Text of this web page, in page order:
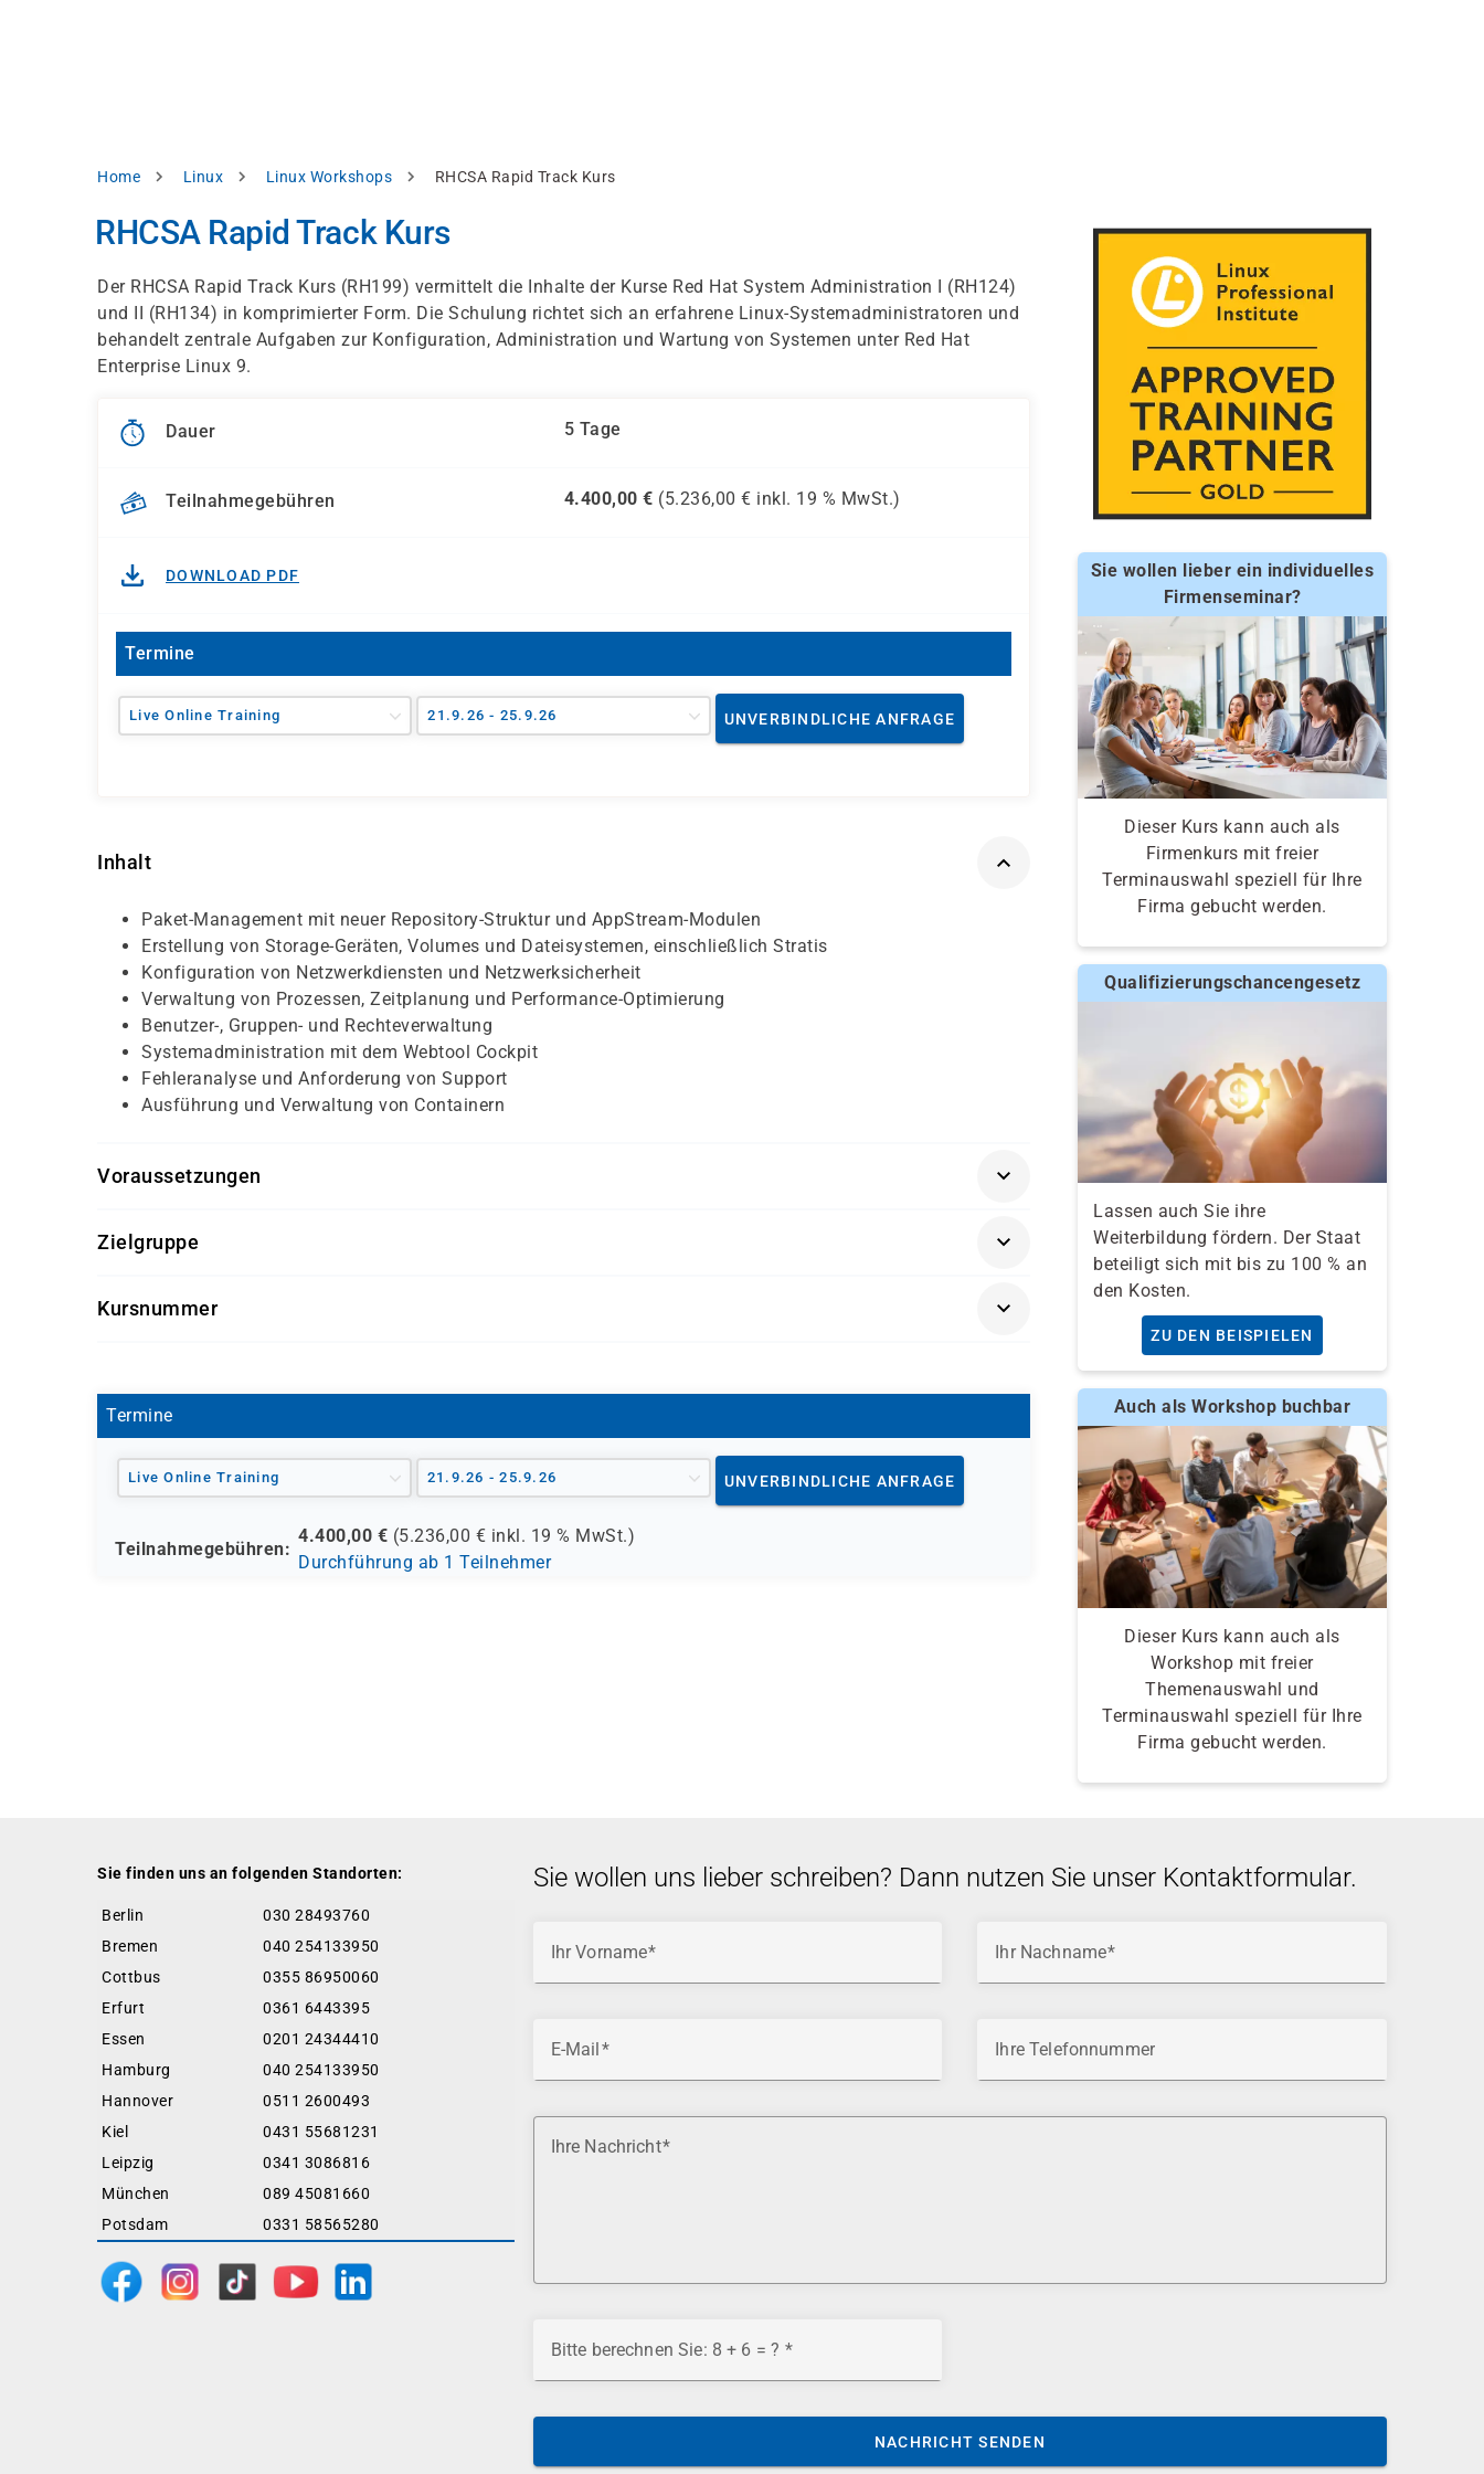
Pfadnavigation
Home Linux Linux Workshops RHCSA Rapid Track Kurs
RHCSA Rapid Track Kurs
Der RHCSA Rapid Track Kurs (RH199) vermittelt die Inhalte der Kurse Red Hat System Administration I (RH124)
und II (RH134) in komprimierter Form. Die Schulung richtet sich an erfahrene Linux-Systemadministratoren und
behandelt zentrale Aufgaben zur Konfiguration, Administration und Wartung von Systemen unter Red Hat
Enterprise Linux 9.
Dauer 5 Tage
Teilnahmegebühren 4.400,00 € (5.236,00 € inkl. 19 % MwSt.)
DOWNLOAD PDF
Termine
Live Online Training 21.9.26 - 25.9.26 UNVERBINDLICHE ANFRAGE
Inhalt
Paket-Management mit neuer Repository-Struktur und AppStream-Modulen
Erstellung von Storage-Geräten, Volumes und Dateisystemen, einschließlich Stratis
Konfiguration von Netzwerkdiensten und Netzwerksicherheit
Verwaltung von Prozessen, Zeitplanung und Performance-Optimierung
Benutzer-, Gruppen- und Rechteverwaltung
Systemadministration mit dem Webtool Cockpit
Fehleranalyse und Anforderung von Support
Ausführung und Verwaltung von Containern
Voraussetzungen
Vertrautheit mit grundlegenden Linux-Computing-Konzepten
Bereitschaft zur Anwendung von Red Hat Methoden der Systemadministration
Bei fehlenden Grundlagen wird der Kurs RH124 empfohlen
Zielgruppe
Netzwerkadministratoren, Windows- und andere Systemadministratoren, die Linux-Kompetenzen aufbauen
Kursnummer
Termine
Live Online Training 21.9.26 - 25.9.26 UNVERBINDLICHE ANFRAGE
Teilnahmegebühren:
4.400,00 € (5.236,00 € inkl. 19 % MwSt.)
Durchführung ab 1 Teilnehmer
Sie wollen lieber ein individuelles
Firmenseminar?
Dieser Kurs kann auch als
Firmenkurs mit freier
Terminauswahl speziell für Ihre
Firma gebucht werden.
Qualifizierungschancengesetz
Lassen auch Sie ihre
Weiterbildung fördern. Der Staat
beteiligt sich mit bis zu 100 % an
den Kosten.
ZU DEN BEISPIELEN
Auch als Workshop buchbar
Dieser Kurs kann auch als
Workshop mit freier
Themenauswahl und
Terminauswahl speziell für Ihre
Firma gebucht werden.
Sie finden uns an folgenden Standorten:
Berlin
030 28493760
Bremen
040 254133950
Cottbus
0355 86950060
Erfurt
0361 6443395
Essen
0201 24344410
Hamburg
040 254133950
Hannover
0511 2600493
Kiel
0431 55681231
Leipzig
0341 3086816
München
089 45081660
Potsdam
0331 58565280
Sie wollen uns lieber schreiben? Dann nutzen Sie unser Kontaktformular.
Ihr Vorname Ihr Nachname
E-Mail Ihre Telefonnummer
Ihre Nachricht
Bitte berechnen Sie: 8 + 6 = ?
NACHRICHT SENDEN